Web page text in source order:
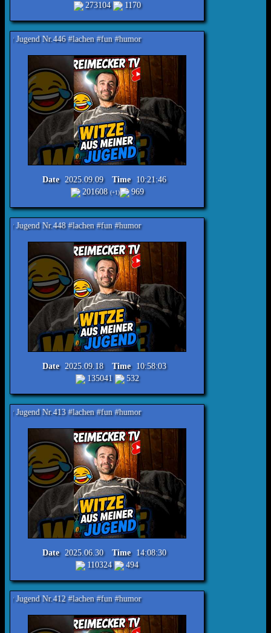
273104
1170
#lachen #fun #humor
Date 2025.09.09 Time 10:21:46
201608(+1) 969
#lachen #fun #humor
Date 2025.09.18 Time 10:58:03
135041
532
#lachen #fun #humor
Date 2025.06.30 Time 14:08:30
110324
494
#lachen #fun #humor